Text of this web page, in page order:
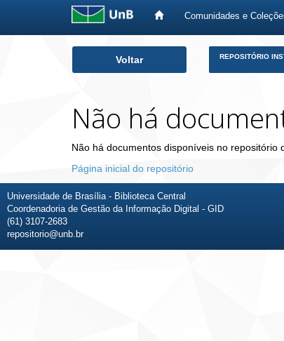
Comunidades e
Voltar REPOSITÓRIO
Não há
Não há documentos disponíveis no repositório
Página inicial do repositório
Universidade de Brasília - Biblioteca Central
Coordenadoria de Gestão da Informação Digital - GID
(61) 3107-2683
repositorio@unb.br